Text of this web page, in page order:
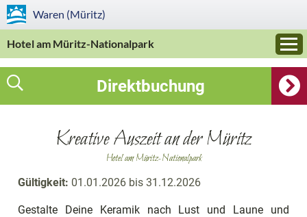
Waren (Müritz)
Hotel am Müritz-Nationalpark
Direktbuchung
Kreative Auszeit an der Müritz
Hotel am Müritz-Nationalpark
Gültigkeit: 01.01.2026 bis 31.12.2026
Gestalte Deine Keramik nach Lust und Laune und